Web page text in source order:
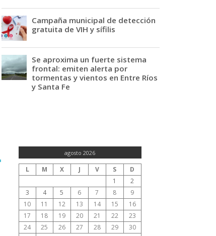
Campaña municipal de detección
gratuita de VIH y sífilis
Se aproxima un fuerte sistema
frontal: emiten alerta por
tormentas y vientos en Entre Ríos
y Santa Fe
agosto 2026
L M X J V S
D
1
2
3
4 5 6 7 8
9
10
11 12 13 14 15
16
17
18 19 20 21 22
23
24
25 26 27 28 29
30